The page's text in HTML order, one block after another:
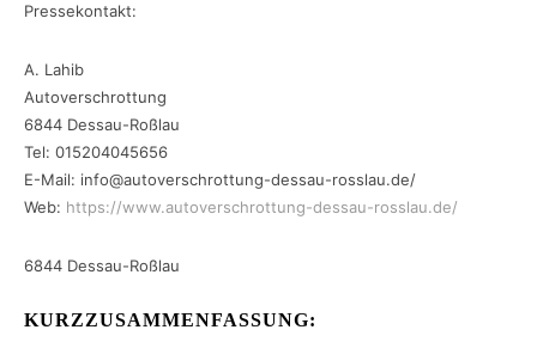
Pressekontakt:
A. Lahib
Autoverschrottung
6844 Dessau-Roßlau
Tel: 015204045656
E-Mail: info@autoverschrottung-dessau-rosslau.de/
Web: https://www.autoverschrottung-dessau-rosslau.de/
6844 Dessau-Roßlau
KURZZUSAMMENFASSUNG: